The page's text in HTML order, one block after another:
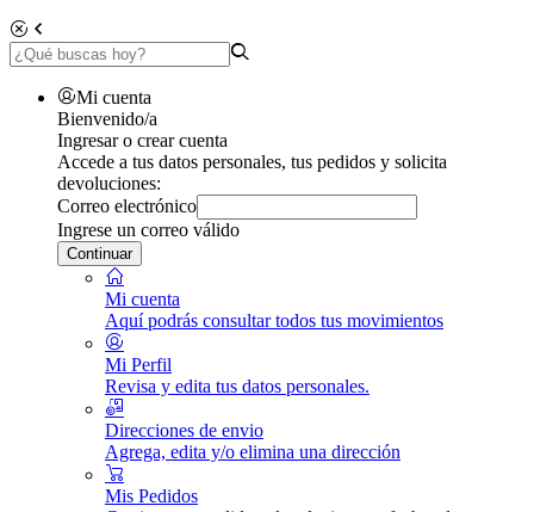
Mi cuenta
Bienvenido/a
Ingresar o crear cuenta
Accede a tus datos personales, tus pedidos y solicita
devoluciones:
Correo electrónico
Ingrese un correo válido
Continuar
Mi cuenta
Aquí podrás consultar todos tus movimientos
Mi Perfil
Revisa y edita tus datos personales.
Direcciones de envio
Agrega, edita y/o elimina una dirección
Mis Pedidos